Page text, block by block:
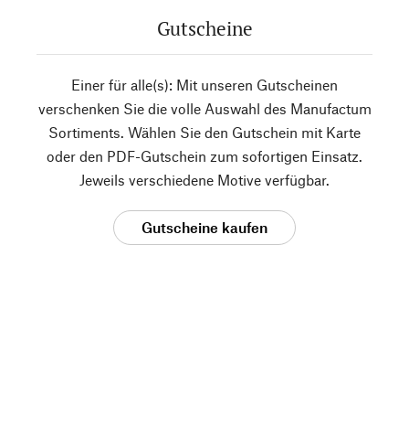
Gutscheine
Einer für alle(s): Mit unseren Gutscheinen
verschenken Sie die volle Auswahl des Manufactum
Sortiments. Wählen Sie den Gutschein mit Karte
oder den PDF-Gutschein zum sofortigen Einsatz.
Jeweils verschiedene Motive verfügbar.
Gutscheine kaufen